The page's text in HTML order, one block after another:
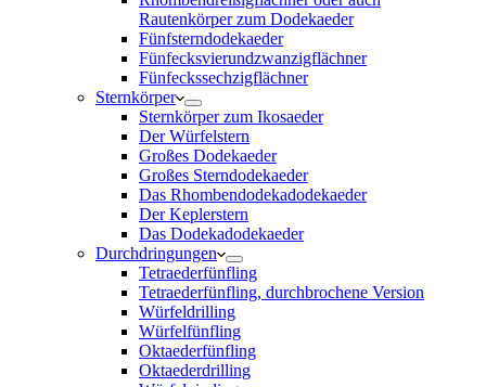
Rautenkörper zum Dodekaeder
Fünfsterndodekaeder
Fünfecksvierundzwanzigflächner
Fünfeckssechzigflächner
Sternkörper
Sternkörper zum Ikosaeder
Der Würfelstern
Großes Dodekaeder
Großes Sterndodekaeder
Das Rhombendodekadodekaeder
Der Keplerstern
Das Dodekadodekaeder
Durchdringungen
Tetraederfünfling
Tetraederfünfling, durchbrochene Version
Würfeldrilling
Würfelfünfling
Oktaederfünfling
Oktaederdrilling